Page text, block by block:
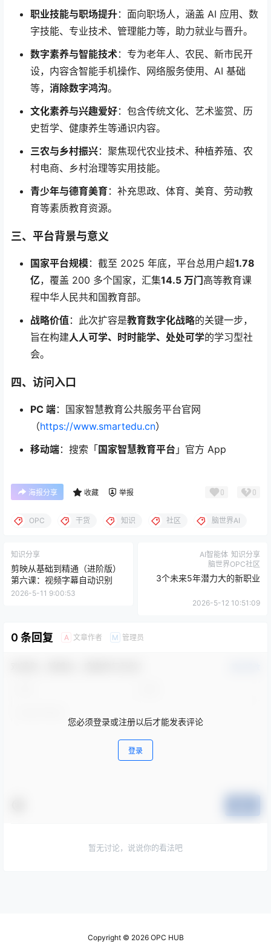
职业技能与职场提升：面向职场人，涵盖 AI 应用、数
字技能、专业技术、管理能力等，助力就业与晋升。
数字素养与智能技术：专为老年人、农民、新市民开
设，内容含智能手机操作、网络服务使用、AI 基础
等， 消除数字鸿沟。
文化素养与兴趣爱好：包含传统文化、艺术鉴赏、历
史哲学、健康养生等通识内容。
三农与乡村振兴：聚焦现代农业技术、种植养殖、农
村电商、乡村治理等实用技能。
青少年与德育美育：补充思政、体育、美育、劳动教
育等素质教育资源。
三、平台背景与意义
国家平台规模：截至 2025 年底，平台总用户超1.78
亿，覆盖 200 多个国家，汇集14.5 万门高等教育课
程中华人民共和国教育部。
战略价值：此次扩容是教育数字化战略的关键一步，
旨在构建人人可学、时时能学、处处可学的学习型社
会。
四、访问入口
PC 端：国家智慧教育公共服务平台官网
（https://www.smartedu.cn）
移动端：搜索「国家智慧教育平台 」官方 App
海报分享 收藏 举报 0 0
OPC 干货 知识 社区 脑世界AI
知识分享
剪映从基础到精通（进阶版）
第六课：视频字幕自动识别
2026-5-11 9:00:53
AI智能体 知识分享
脑世界OPC社区
3个未来5年潜力大的新职业
2026-5-12 10:51:09
0 条回复 A 文章作者 M 管理员
您必须登录或注册以后才能发表评论
登录
暂无讨论，说说你的看法吧
Copyright © 2026OPC HUB